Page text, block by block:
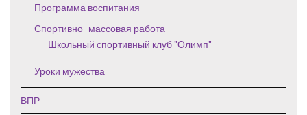
Программа воспитания
Спортивно- массовая работа
Школьный спортивный клуб "Олимп"
Уроки мужества
ВПР